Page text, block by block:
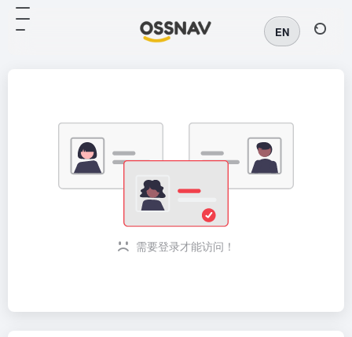
EN
需要登录才能访问！